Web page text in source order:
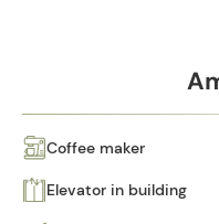
Coffee maker
Elevator in building